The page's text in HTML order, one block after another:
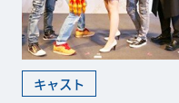
キャスト